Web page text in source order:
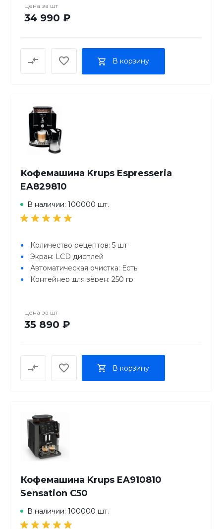
Цена за шт
34 990 ₽
В корзину
Кофемашина Krups Espresseria
EA829810
В наличии: 100000 шт.
Количество рецептов: 5 шт
Экран: LCD дисплей
Автоматическая очистка: Есть
Контейнер для зёрен: 250 гр
Цена за шт
35 890 ₽
В корзину
Кофемашина Krups EA910810
Sensation C50
В наличии: 100000 шт.